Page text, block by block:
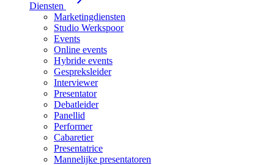
Diensten
Marketingdiensten
Studio Werkspoor
Events
Online events
Hybride events
Gespreksleider
Interviewer
Presentator
Debatleider
Panellid
Performer
Cabaretier
Presentatrice
Mannelijke presentatoren